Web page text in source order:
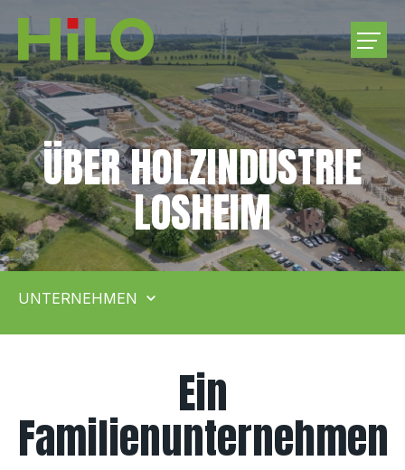
UNTERNEHMEN
PRODUKTE
RUNDHOLZEINKAUF
KARRIERE
UNTERNEHMEN
ÜBER HOLZINDUSTRIE
LOSHEIM
Ein
Familienunternehmen